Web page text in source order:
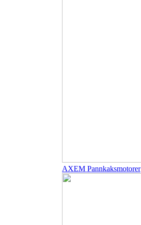
AXEM Pannkaksmotorer